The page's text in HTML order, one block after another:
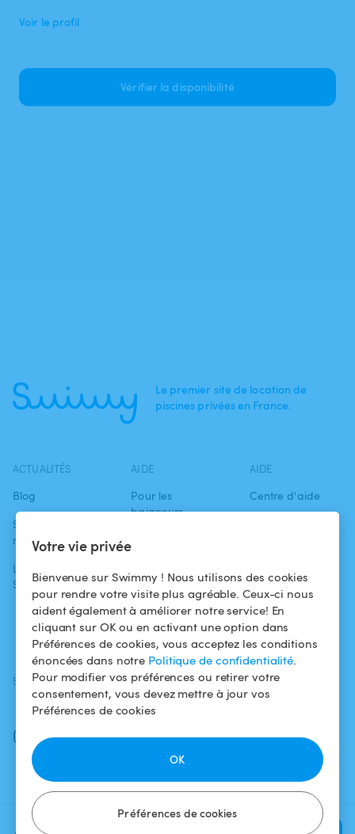
Votre vie privée
Bienvenue sur Swimmy ! Nous utilisons des cookies
pour rendre votre visite plus agréable. Ceux-ci nous
aident également à améliorer notre service! En
cliquant sur OK ou en activant une option dans
Préférences de cookies, vous acceptez les conditions
énoncées dans notre Politique de confidentialité.
Pour modifier vos préférences ou retirer votre
consentement, vous devez mettre à jour vos
Préférences de cookies
Préférences de cookies
OK
Voir le profil
Vérifier la disponibilité
Le premier site de location de
piscines privées en France.
ACTUALITÉS
Blog
Swimmy dans les
médias
L'aventure
Swimmy
AIDE
Pour les
baigneurs
Louer ma piscine
Comment ça
marche ?
AIDE
Centre d'aide
confidentialité
Mentions légales
SUIVEZ-NOUS
Facebook
Instagram
TÉLÉCHARGEZ L'APP